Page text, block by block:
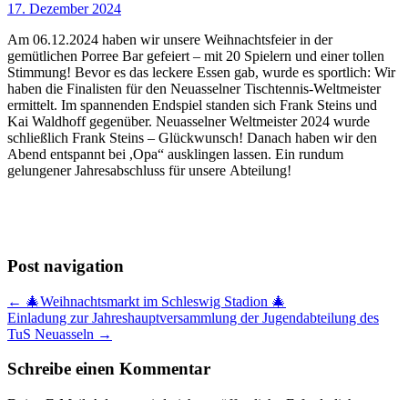
17. Dezember 2024
Am 06.12.2024 haben wir unsere Weihnachtsfeier in der
gemütlichen Porree Bar gefeiert – mit 20 Spielern und einer tollen
Stimmung! Bevor es das leckere Essen gab, wurde es sportlich: Wir
haben die Finalisten für den Neuasselner Tischtennis-Weltmeister
ermittelt. Im spannenden Endspiel standen sich Frank Steins und
Kai Waldhoff gegenüber. Neuasselner Weltmeister 2024 wurde
schließlich Frank Steins – Glückwunsch! Danach haben wir den
Abend entspannt bei ,Opa“ ausklingen lassen. Ein rundum
gelungener Jahresabschluss für unsere Abteilung!
Post navigation
← 🎄Weihnachtsmarkt im Schleswig Stadion 🎄
Einladung zur Jahreshauptversammlung der Jugendabteilung des
TuS Neuasseln →
Schreibe einen Kommentar